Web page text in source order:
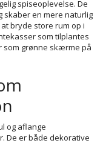
spiseoplevelse. De
skaber en mere naturlig
bryde store rum op i
som tilplantes
grønne skærme på
og aflange
De er både dekorative